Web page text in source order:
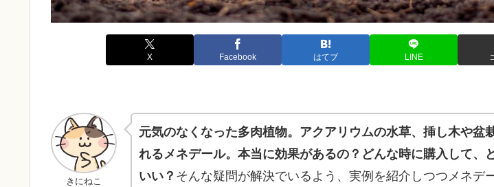
X Facebook はてブ LINE
きにねこ
元気のなくなった多肉植物。アクアリウムの水草、挿し木や盆
れるメネデール。本当に効果があるの？どんな時に購入して、
いい？ そんな疑問が解決でいるよう、実例を紹介しつつメネデ